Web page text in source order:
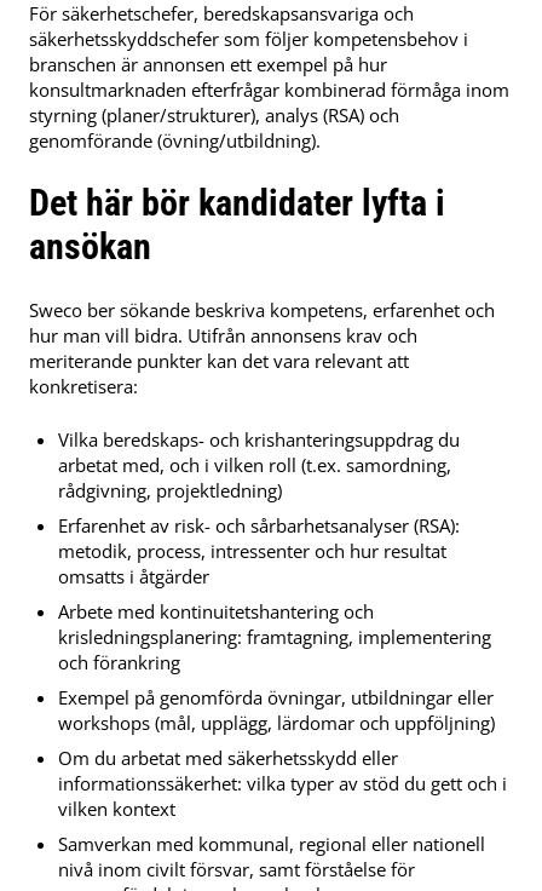
För säkerhetschefer, beredskapsansvariga och
säkerhetsskyddschefer som följer kompetensbehov i
branschen är annonsen ett exempel på hur
konsultmarknaden efterfrågar kombinerad förmåga inom
styrning (planer/strukturer), analys (RSA) och
genomförande (övning/utbildning).
Det här bör kandidater lyfta i
ansökan
Sweco ber sökande beskriva kompetens, erfarenhet och
hur man vill bidra. Utifrån annonsens krav och
meriterande punkter kan det vara relevant att
konkretisera:
Vilka beredskaps- och krishanteringsuppdrag du
arbetat med, och i vilken roll (t.ex. samordning,
rådgivning, projektledning)
Erfarenhet av risk- och sårbarhetsanalyser (RSA):
metodik, process, intressenter och hur resultat
omsatts i åtgärder
Arbete med kontinuitetshantering och
krisledningsplanering: framtagning, implementering
och förankring
Exempel på genomförda övningar, utbildningar eller
workshops (mål, upplägg, lärdomar och uppföljning)
Om du arbetat med säkerhetsskydd eller
informationssäkerhet: vilka typer av stöd du gett och i
vilken kontext
Samverkan med kommunal, regional eller nationell
nivå inom civilt försvar, samt förståelse för